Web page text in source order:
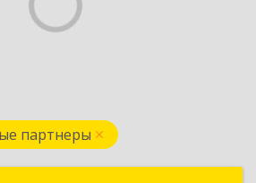
партнеры